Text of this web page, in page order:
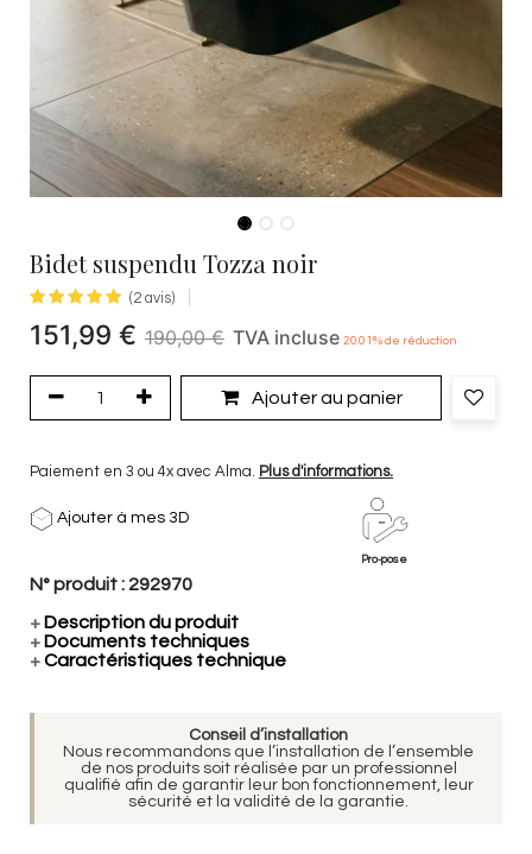
Bidet suspendu Tozza noir
(2 avis)
151,99 € 190,00€ TVA incluse 20.01 % de réduction
Ajouter au panier
Paiement en 3 ou 4x avec Alma. Plus d'informations.
Ajouter à mes 3D
Pro-pose
N° produit : 292970
+ Description du produit
+ Documents techniques
+Caractéristiques technique
Conseil d’installation
Nous recommandons que l’installation de l’ensemble
de nos produits soit réalisée par un professionnel
qualifié afin de garantir leur bon fonctionnement, leur
sécurité et la validité de la garantie.